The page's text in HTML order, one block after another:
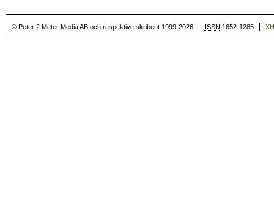
© Peter 2 Meter Media AB och respektive skribent 1999-2026 ISSN 1652-1285